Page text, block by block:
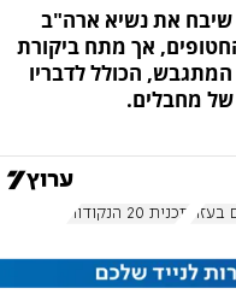
את נשיא ארה"ב
אך מתח ביקורת
הכולל לדבריו
של מחבלים.
בעזה תכנית 20 הנקודות